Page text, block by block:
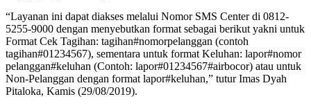
“Layanan ini dapat diakses melalui Nomor SMS Center di 0812-
5255-9000 dengan menyebutkan format sebagai berikut yakni untuk
Format Cek Tagihan: tagihan#nomorpelanggan (contoh
tagihan#01234567), sementara untuk format Keluhan: lapor#nomor
pelanggan#keluhan (Contoh: lapor#01234567#airbocor) atau untuk
Non-Pelanggan dengan format lapor#keluhan,” tutur Imas Dyah
Pitaloka, Kamis (29/08/2019).